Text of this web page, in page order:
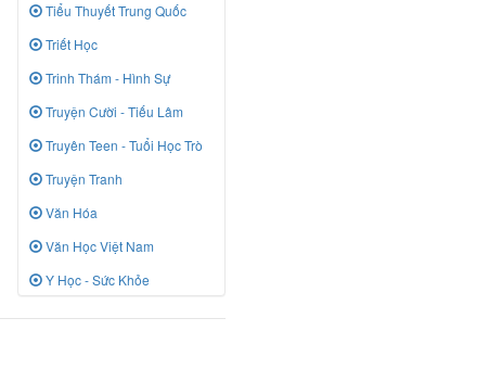
Tiểu Thuyết Trung Quốc
Triết Học
Trinh Thám - Hình Sự
Truyện Cười - Tiếu Lâm
Truyên Teen - Tuổi Học Trò
Truyện Tranh
Văn Hóa
Văn Học Việt Nam
Y Học - Sức Khỏe